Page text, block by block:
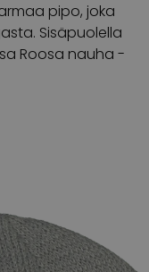
pipo, joka
Sisäpuolella
Roosa nauha -